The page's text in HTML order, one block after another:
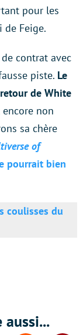
pour les
de Feige.
contrat avec
piste. Le
de White
non
sa chère
of
pourrait bien
coulisses du